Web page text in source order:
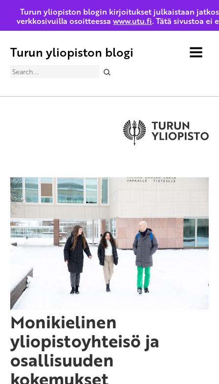
Turun yliopiston blogi MENU
Search
Monikielinen
yliopistoyhteisö ja
osallisuuden
kokemukset
Turun yliopiston blogin kirjoitukset julkaistaan
verkkosivuilla osoitteessa www.utu.fi. Tätä sivustoa ei